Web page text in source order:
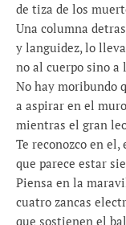
de tiza de los
Una columna
y languidez, lo
no al cuerpo sino
No hay moribundo
a aspirar en el
mientras el gran
Te reconozco en
que parece estar
Piensa en la
cuatro zancas
que sostienen el